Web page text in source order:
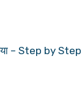
– Step by Step